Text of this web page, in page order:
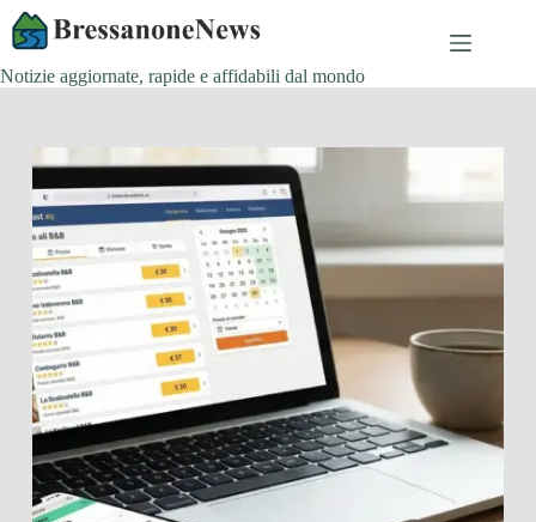
Salta
contenuto
Notizie aggiornate, rapide e affidabili dal mondo